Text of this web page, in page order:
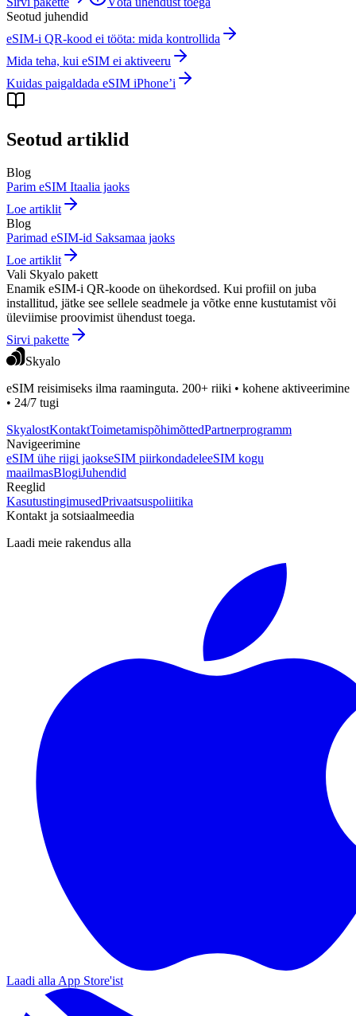
Seotud juhendid
eSIM-i QR-kood ei tööta: mida kontrollida
Mida teha, kui eSIM ei aktiveeru
Kuidas paigaldada eSIM iPhone’i
Seotud artiklid
Blog
Parim eSIM Itaalia jaoks
Loe artiklit
Blog
Parimad eSIM-id Saksamaa jaoks
Loe artiklit
Vali Skyalo pakett
Enamik eSIM-i QR-koode on ühekordsed. Kui profiil on juba
installitud, jätke see sellele seadmele ja võtke enne kustutamist või
üleviimise proovimist ühendust toega.
Sirvi pakette
Skyalo
eSIM reisimiseks ilma raaminguta. 200+ riiki • kohene aktiveerimine
• 24/7 tugi
SkyalostKontaktToimetamispõhimõttedPartnerprogramm
Navigeerimine
eSIM ühe riigi jaokseSIM piirkondadeleeSIM kogu
maailmasBlogiJuhendid
Reeglid
KasutustingimusedPrivaatsuspoliitika
Kontakt ja sotsiaalmeedia
Laadi meie rakendus alla
Laadi alla App Store'ist